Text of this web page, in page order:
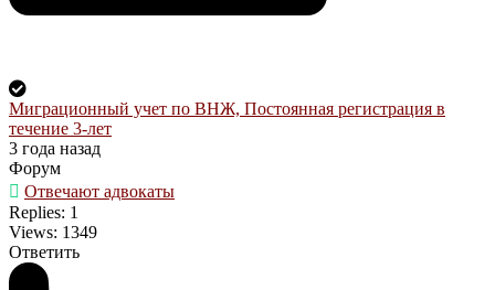
Миграционный учет по ВНЖ, Постоянная регистрация в
течение 3-лет
3 года назад
Форум
Отвечают адвокаты
Replies: 1
Views: 1349
Ответить